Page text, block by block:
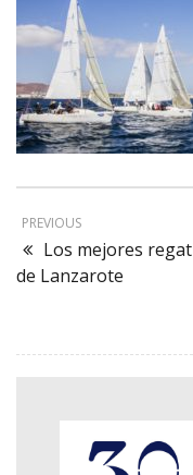
PREVIOUS
Los mejores
de Lanzarote